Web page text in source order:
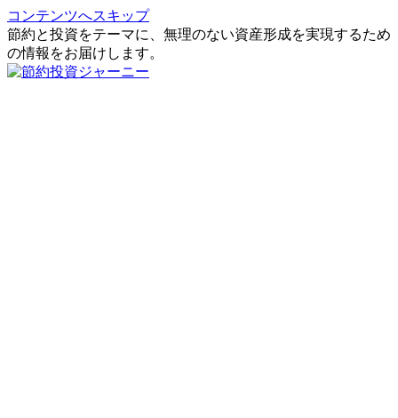
コンテンツへスキップ
節約と投資をテーマに、無理のない資産形成を実現するため
の情報をお届けします。